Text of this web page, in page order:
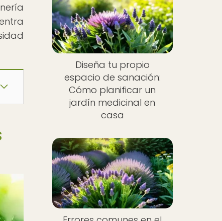
Diseña tu propio
espacio de sanación:
Cómo planificar un
jardín medicinal en
casa